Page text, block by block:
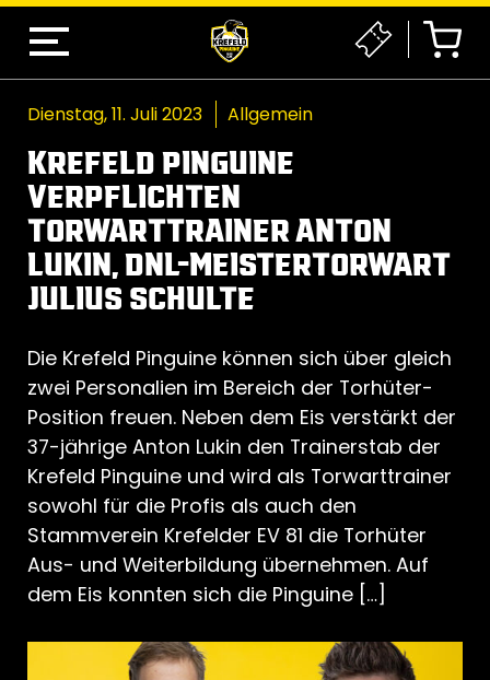
Dienstag, 11. Juli 2023 Allgemein
KREFELD PINGUINE
VERPFLICHTEN
TORWARTTRAINER ANTON
LUKIN, DNL-MEISTERTORWART
JULIUS SCHULTE
Die Krefeld Pinguine können sich über gleich
zwei Personalien im Bereich der Torhüter-
Position freuen. Neben dem Eis verstärkt der
37-jährige Anton Lukin den Trainerstab der
Krefeld Pinguine und wird als Torwarttrainer
sowohl für die Profis als auch den
Stammverein Krefelder EV 81 die Torhüter
Aus- und Weiterbildung übernehmen. Auf
dem Eis konnten sich die Pinguine […]